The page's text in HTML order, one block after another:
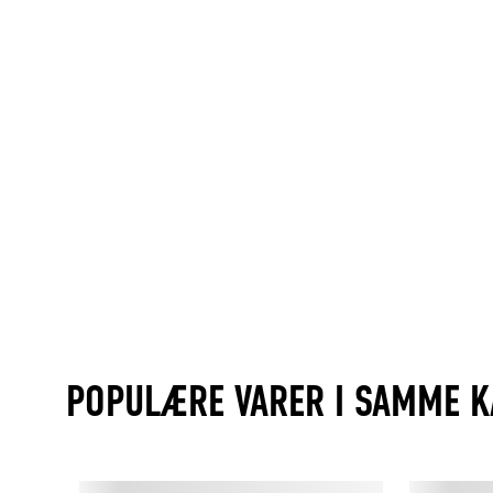
POPULÆRE VARER I SAMME